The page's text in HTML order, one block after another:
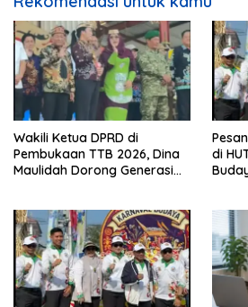
Wakili Ketua DPRD di
Pembukaan TTB 2026, Dina
Maulidah Dorong Generasi
di